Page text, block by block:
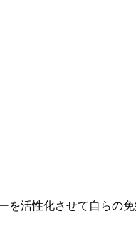
を活性化させて自らの